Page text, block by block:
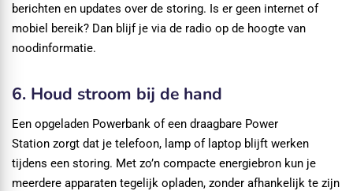
berichten en updates over de storing. Is er geen internet of
mobiel bereik? Dan blijf je via de radio op de hoogte van
noodinformatie.
6. Houd stroom bij de hand
Een opgeladen Powerbank of een draagbare Power
Station zorgt dat je telefoon, lamp of laptop blijft werken
tijdens een storing. Met zo’n compacte energiebron kun je
meerdere apparaten tegelijk opladen, zonder afhankelijk te zijn